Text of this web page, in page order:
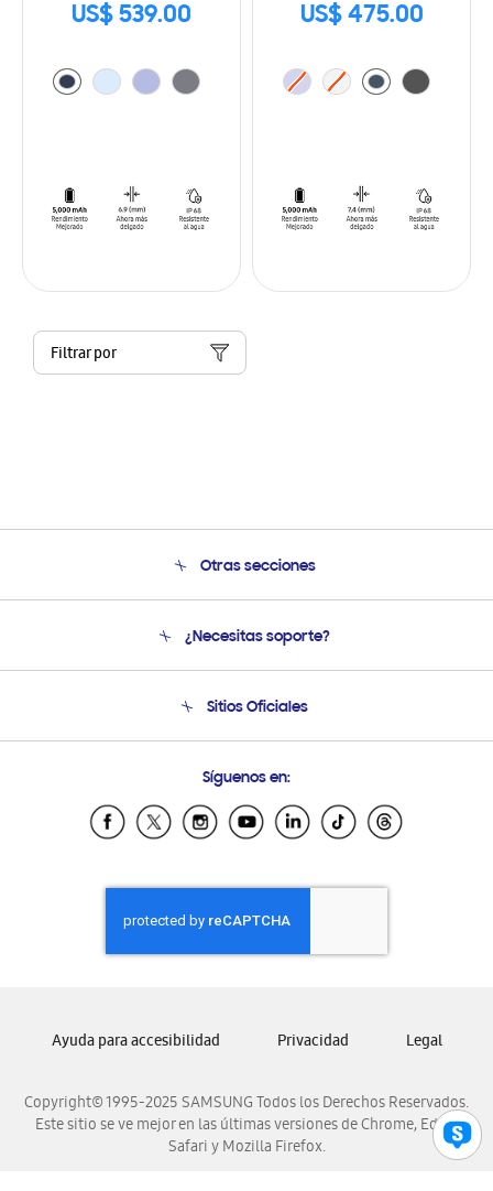
US$ 539.00 US$ 475.00
Filtrar por
Otras secciones
Soporte
Condiciones de Compra
¿Necesitas soporte?
Soporte vía eMail
Sitios Oficiales
Samsung Ecuador
Samsung El Salvador
Samsung Honduras
Samsung Nicaragua
Samsung Panamá
Samsung Venezuela
Síguenos en:
Copyright© 1995-2025 SAMSUNG Todos los Derechos Reservados.
Este sitio se ve mejor en las últimas versiones de Chrome, Edge,
Safari y Mozilla Firefox.
Ayuda para accesibilidad Privacidad Legal